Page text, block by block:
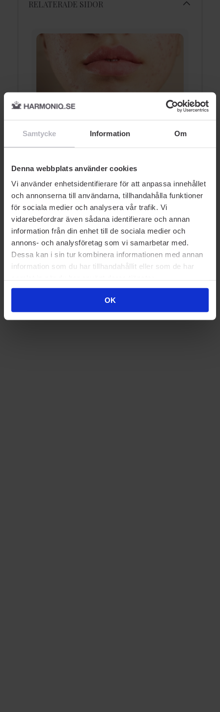
Samtycke Information Om
Denna webbplats använder cookies
Vi använder enhetsidentifierare för att anpassa innehållet
och annonserna till användarna, tillhandahålla funktioner
för sociala medier och analysera vår trafik. Vi
vidarebefordrar även sådana identifierare och annan
information från din enhet till de sociala medier och
annons- och analysföretag som vi samarbetar med.
Dessa kan i sin tur kombinera informationen med annan
information som du har tillhandahållit eller som de har
OK
RELATERADE SIDOR
Akne - Ett vanligt hudbesvär
AKNE
AUKTORISERAD ÅTERFÖRSÄLJARE